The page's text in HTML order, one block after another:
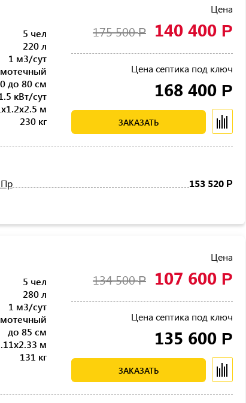
5 чел
220 л
1 м3/сут
до 80 см
кВт/сут
м
230 кг
Цена
175 500Р 140 400 Р
Цена септика под ключ
168 400 Р
ЗАКАЗАТЬ
Пр 153 520 Р
5 чел
280 л
1 м3/сут
до 85 см
м
131 кг
Цена
134 500Р 107 600 Р
Цена септика под ключ
135 600 Р
ЗАКАЗАТЬ